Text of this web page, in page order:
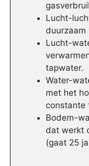
Lucht-
duurzaam
Lucht-
tapwater.
Water-
met het
constante
Bodem-
dat werkt
(gaat 25